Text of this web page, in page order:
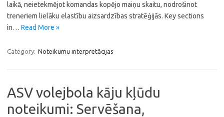
laikā, neietekmējot komandas kopējo maiņu skaitu, nodrošinot
treneriem lielāku elastību aizsardzības stratēģijās. Key sections
in… Read More »
Category: Noteikumu interpretācijas
ASV volejbola kāju kļūdu
noteikumi: Servēšana,